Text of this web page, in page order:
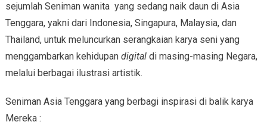
sejumlah Seniman wanita yang sedang naik daun di Asia
Tenggara, yakni dari Indonesia, Singapura, Malaysia, dan
Thailand, untuk meluncurkan serangkaian karya seni yang
menggambarkan kehidupan digital di masing-masing Negara,
melalui berbagai ilustrasi artistik.
Seniman Asia Tenggara yang berbagi inspirasi di balik karya
Mereka :